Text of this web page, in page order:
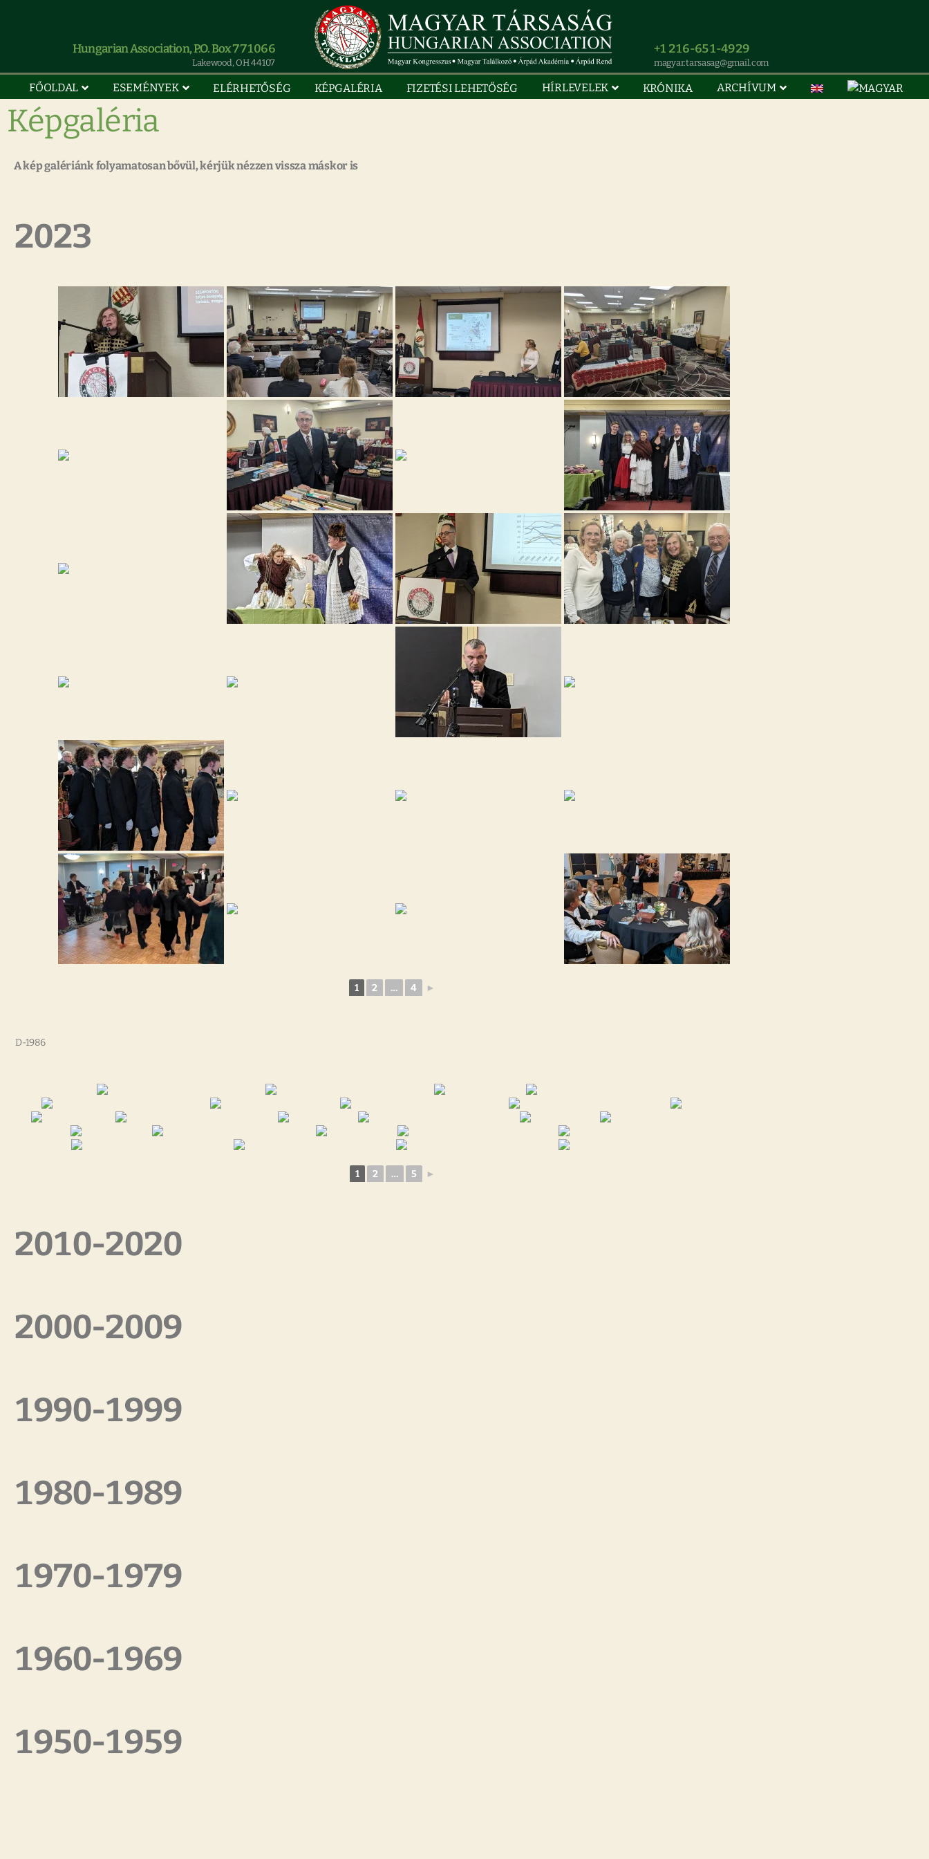
Hungarian Association, P.O. Box 771066
Lakewood, OH 44107
+1 216-651-4929
magyar.tarsasag@gmail.com
FŐOLDAL ESEMÉNYEK ELÉRHETŐSÉG KÉPGALÉRIA FIZETÉSI LEHETŐSÉG HÍRLEVELEK KRÓNIKA ARCHÍVUM
Képgaléria
A kép galériánk folyamatosan bővül, kérjük nézzen vissza máskor is
2023
1 2 … 4 ►
D-1986
1 2 … 5 ►
2010-2020
2000-2009
1990-1999
1980-1989
1970-1979
1960-1969
1950-1959